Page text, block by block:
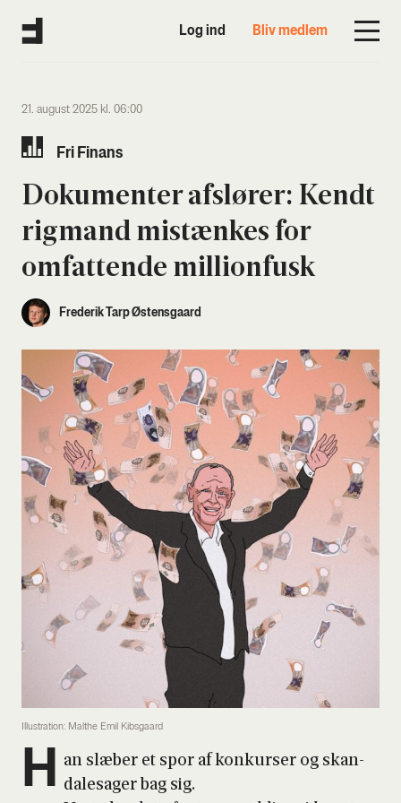
Log ind Bliv medlem
21. august 2025 kl. 06:00
Fri Finans
Doku­men­ter afslø­rer: Kendt
rig­mand mistæn­kes for
omfat­ten­de mil­li­onfusk
Frederik Tarp Østensgaard
Illustration: Malthe Emil Kibsgaard
H an slæ­ber et spor af kon­kur­ser og skan­
da­lesa­ger bag sig.